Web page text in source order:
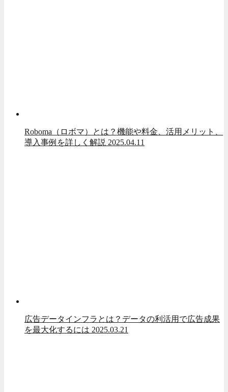
Roboma（ロボマ）とは？機能や料金、活用メリット、
導入事例を詳しく解説 2025.04.11
広告データインフラとは？データの利活用で広告成果
を最大化するには 2025.03.21